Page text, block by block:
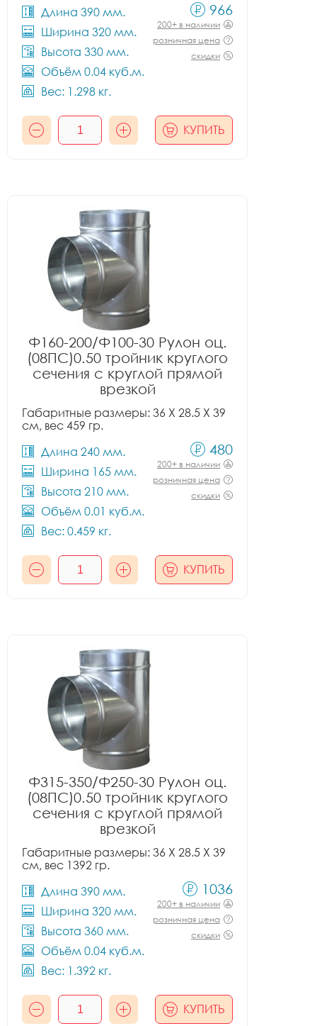
Длина 390 мм.
Ширина 320 мм.
Высота 330 мм.
Объём 0.04 куб.м.
Вес: 1.298 кг.
966
200+ в наличии
розничная цена
скидки
КУПИТЬ
Ф160-200/Ф100-30 Рулон оц.
(08ПС)0.50 тройник круглого
сечения с круглой прямой
врезкой
Габаритные размеры: 36 X 28.5 X 39
см, вес 459 гр.
Длина 240 мм.
Ширина 165 мм.
Высота 210 мм.
Объём 0.01 куб.м.
Вес: 0.459 кг.
480
200+ в наличии
розничная цена
скидки
КУПИТЬ
Ф315-350/Ф250-30 Рулон оц.
(08ПС)0.50 тройник круглого
сечения с круглой прямой
врезкой
Габаритные размеры: 36 X 28.5 X 39
см, вес 1392 гр.
Длина 390 мм.
Ширина 320 мм.
Высота 360 мм.
Объём 0.04 куб.м.
Вес: 1.392 кг.
1036
200+ в наличии
розничная цена
скидки
КУПИТЬ